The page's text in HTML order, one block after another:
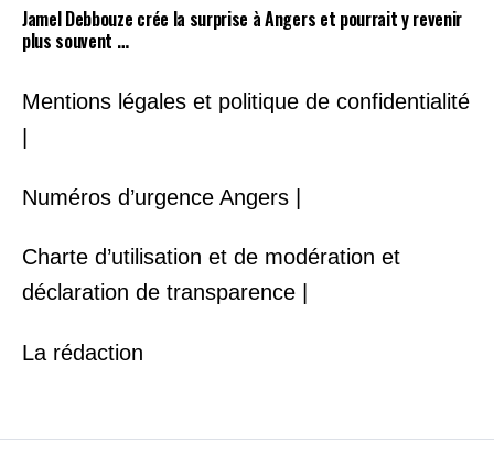
Jamel Debbouze crée la surprise à Angers et pourrait y revenir
plus souvent …
Mentions légales et politique de confidentialité
Numéros d’urgence Angers |
Charte d’utilisation et de modération et
déclaration de transparence |
La rédaction